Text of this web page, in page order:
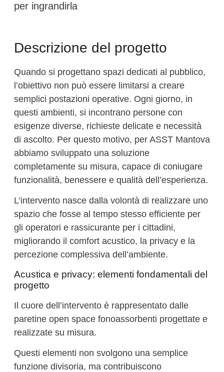
per ingrandirla
Descrizione del progetto
Quando si progettano spazi dedicati al pubblico,
l’obiettivo non può essere limitarsi a creare
semplici postazioni operative. Ogni giorno, in
questi ambienti, si incontrano persone con
esigenze diverse, richieste delicate e necessità
di ascolto. Per questo motivo, per ASST Mantova
abbiamo sviluppato una soluzione
completamente su misura, capace di coniugare
funzionalità, benessere e qualità dell’esperienza.
L’intervento nasce dalla volontà di realizzare uno
spazio che fosse al tempo stesso efficiente per
gli operatori e rassicurante per i cittadini,
migliorando il comfort acustico, la privacy e la
percezione complessiva dell’ambiente.
Acustica e privacy: elementi fondamentali del
progetto
Il cuore dell’intervento è rappresentato dalle
paretine open space fonoassorbenti progettate e
realizzate su misura.
Questi elementi non svolgono una semplice
funzione divisoria, ma contribuiscono